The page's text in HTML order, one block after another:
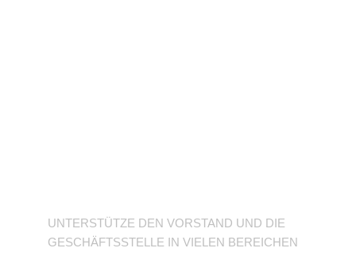
UNTERSTÜTZE DEN VORSTAND UND DIE
GESCHÄFTSSTELLE IN VIELEN BEREICHEN